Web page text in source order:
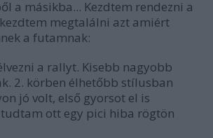
a másikba... Kezdtem rendezni a
megtalálni azt amiért
a futamnak:
a rallyt. Kisebb nagyobb
2. körben élhetőbb stílusban
jó volt, első gyorsot el is
ott egy pici hiba rögtön